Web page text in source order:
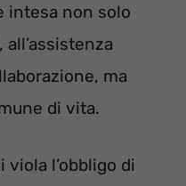
intesa non solo
ma
di vita.
l’obbligo di